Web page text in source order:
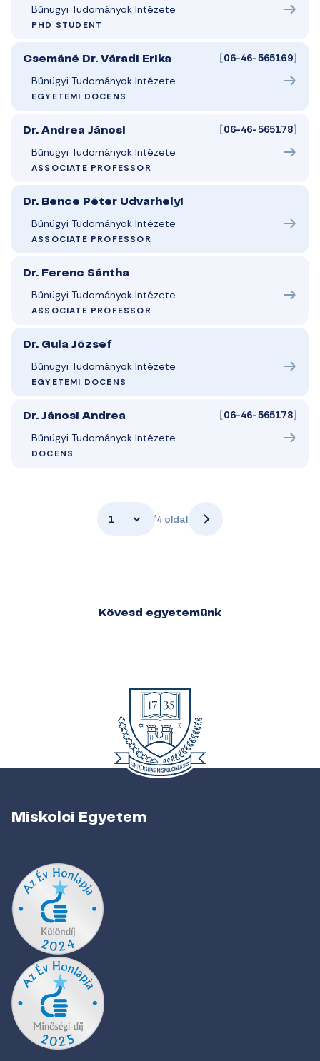
Bűnügyi Tudományok Intézete
PHD STUDENT
Csemáné Dr. Váradi Erika [06-46-565169]
Bűnügyi Tudományok Intézete
EGYETEMI DOCENS
Dr. Andrea Jánosi [06-46-565178]
Bűnügyi Tudományok Intézete
ASSOCIATE PROFESSOR
Dr. Bence Péter Udvarhelyi
Bűnügyi Tudományok Intézete
ASSOCIATE PROFESSOR
Dr. Ferenc Sántha
Bűnügyi Tudományok Intézete
ASSOCIATE PROFESSOR
Dr. Gula József
Bűnügyi Tudományok Intézete
EGYETEMI DOCENS
Dr. Jánosi Andrea [06-46-565178]
Bűnügyi Tudományok Intézete
DOCENS
1 /4 oldal
Kövesd egyetemünk
Miskolci Egyetem